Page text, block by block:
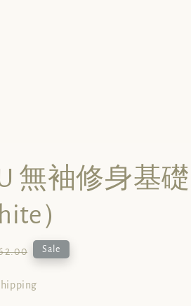
無袖修身基
）
Sale